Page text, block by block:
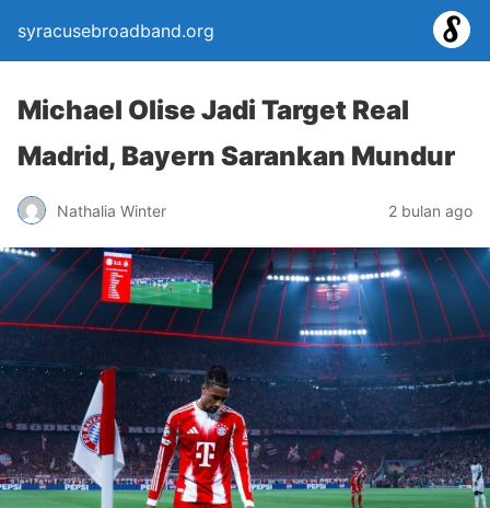
syracusebroadband.org
Michael Olise Jadi Target Real
Madrid, Bayern Sarankan Mundur
Nathalia Winter 2 bulan ago